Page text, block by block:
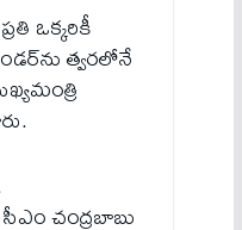
ఒక్కరికీ
త్వరలోనే
చంద్రబాబు